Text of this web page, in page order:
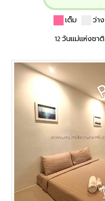
เต็ม ว่าง
12 วันแม่แห่งชาติ